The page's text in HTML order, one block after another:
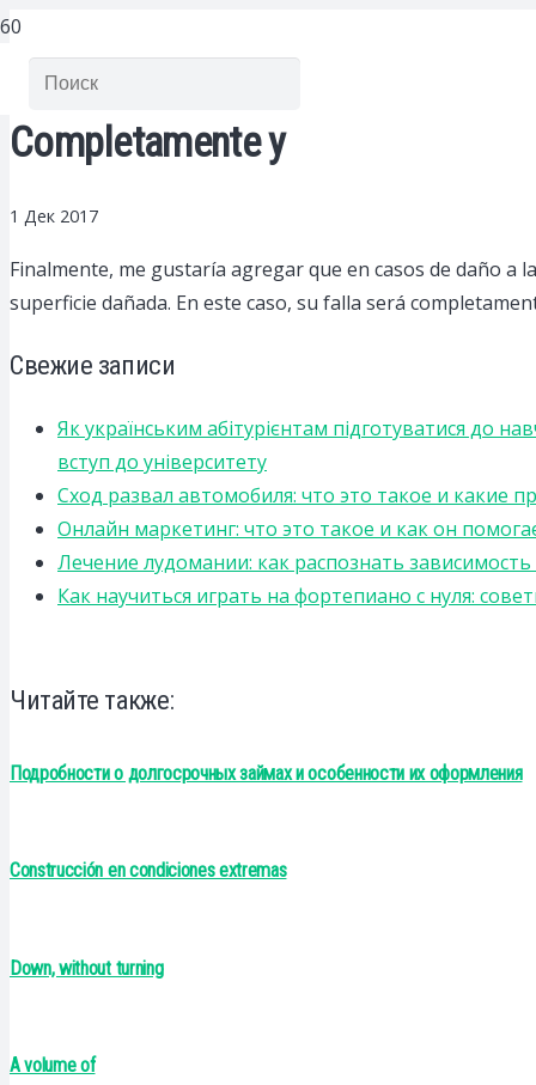
Completamente y
1 Дек 2017
Finalmente, me gustaría agregar que en casos de daño
superficie dañada. En este caso, su falla será
Свежие записи
Як українським абітурієнтам підготуватися до
вступ до університету
Сход развал автомобиля: что это такое и какие
Онлайн маркетинг: что это такое и как он
Лечение лудомании: как распознать
Как научиться играть на фортепиано с нуля:
Читайте также:
Подробности о долгосрочных займах и особенности их оформления
Construcción en condiciones extremas
Down, without turning
A volume of